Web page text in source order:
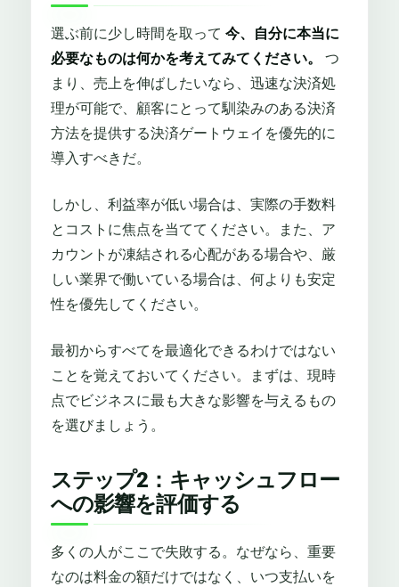
選ぶ前に少し時間を取って 今、自分に本当に
必要なものは何かを考えてみてください。 つ
まり、売上を伸ばしたいなら、迅速な決済処
理が可能で、顧客にとって馴染みのある決済
方法を提供する決済ゲートウェイを優先的に
導入すべきだ。
しかし、利益率が低い場合は、実際の手数料
とコストに焦点を当ててください。また、ア
カウントが凍結される心配がある場合や、厳
しい業界で働いている場合は、何よりも安定
性を優先してください。
最初からすべてを最適化できるわけではない
ことを覚えておいてください。まずは、現時
点でビジネスに最も大きな影響を与えるもの
を選びましょう。
ステップ2：キャッシュフロー
への影響を評価する
多くの人がここで失敗する。なぜなら、重要
なのは料金の額だけではなく、いつ支払いを